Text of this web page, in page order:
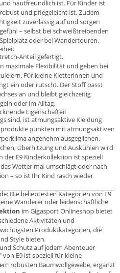
hautfreundlich ist. Für Kinder ist
und pflegeleicht ist. Zudem
zuverlässig auf und sorgen
– selbst bei schweißtreibenden
oder bei Wandertouren.
Anteil gefertigt.
maximale Flexibilität und geben bei
Für kleine Kletterinnen und
ein oder rutscht. Der Stoff passt
an und bleibt gleichzeitig
oder im Alltag.
Eigenschaften
sind, ist atmungsaktive Kleidung
punkten mit atmungsaktiven
angenehm ausgeglichen.
Überhitzung und Auskühlen wird
E9 Kinderkollektion ist speziell
Wetter mal umschlägt oder nach
– so ist Ihr Kind rasch wieder
Die beliebtesten Kategorien von E9
Wanderer oder leidenschaftliche
im Gigasport Onlineshop bietet
Aktivitäten und
Produktkategorien, die
Style bieten.
Schutz auf jedem Abenteuer
von E9 ist speziell für kleine
robusten Baumwollgewebe, ergänzt